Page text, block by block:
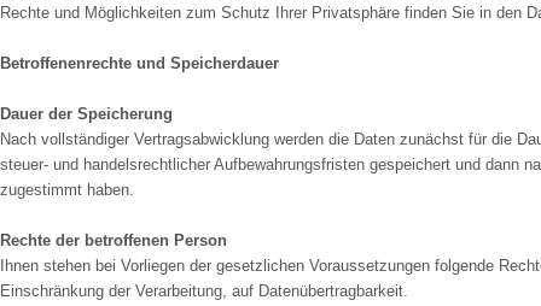
Rechte und Möglichkeiten zum Schutz Ihrer Privatsphäre finden Sie in den
Betroffenenrechte und Speicherdauer
Dauer der Speicherung
Nach vollständiger Vertragsabwicklung werden die Daten zunächst für die
steuer- und handelsrechtlicher Aufbewahrungsfristen gespeichert und dann
zugestimmt haben.
Rechte der betroffenen Person
Ihnen stehen bei Vorliegen der gesetzlichen Voraussetzungen folgende
Einschränkung der Verarbeitung, auf Datenübertragbarkeit.